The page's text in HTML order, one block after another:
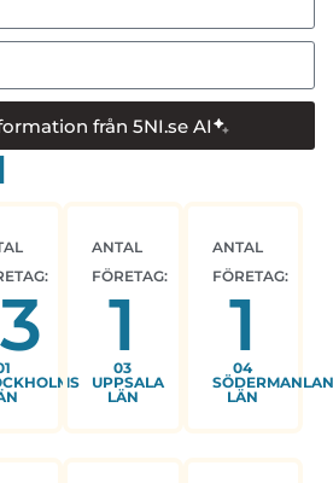
från 5NI.se AI
ANTAL
FÖRETAG:
1
03
UPPSALA
LÄN
ANTAL
FÖRETAG:
1
04
LÄN